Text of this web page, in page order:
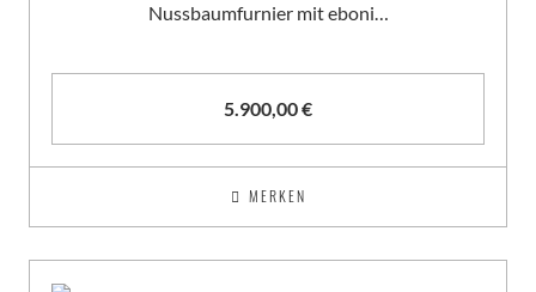
Nussbaumfurnier mit eboni…
5.900,00€
MERKEN